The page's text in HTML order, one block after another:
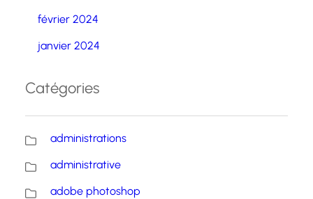
février 2024
janvier 2024
Catégories
administrations
administrative
adobe photoshop